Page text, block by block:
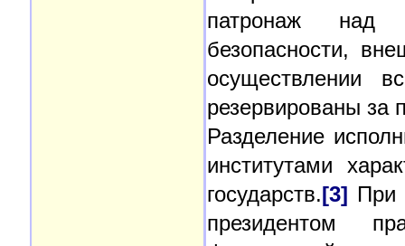
патронаж над
безопасности,
осуществлении
резервированы за
Разделение
институтами
государств.[3] При
президентом